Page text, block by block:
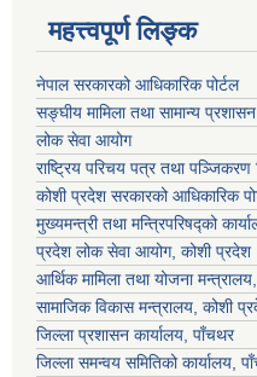
महत्त्वपूर्ण लिङ्क
नेपाल सरकारको आधिकारिक पोर्टल
सङ्‍घीय मामिला तथा सामान्य
लोक सेवा आयोग
राष्ट्रिय परिचय पत्र तथा पञ्जिकरण
कोशी प्रदेश सरकारको आधिकारिक
मुख्यमन्त्री तथा मन्त्रिपरिषद्को
प्रदेश लोक सेवा आयोग, कोशी प्रदेश
आर्थिक मामिला तथा योजना
सामाजिक विकास मन्त्रालय, कोशी
जिल्ला प्रशासन कार्यालय, पाँचथर
जिल्ला समन्वय समितिको कार्यालय,